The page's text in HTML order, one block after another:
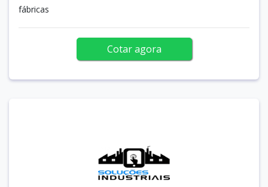
fábricas
Cotar agora